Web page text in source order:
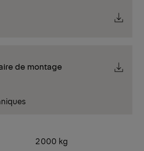
de montage
2 000 kg